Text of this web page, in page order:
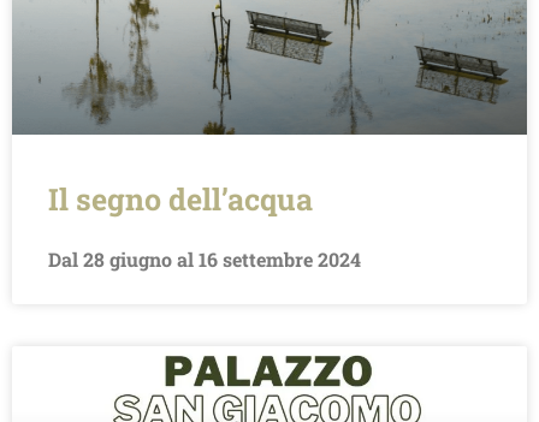
Il segno dell’acqua
Dal 28 giugno al 16 settembre 2024